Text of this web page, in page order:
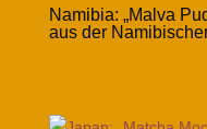
Namibia: „Malva
aus der